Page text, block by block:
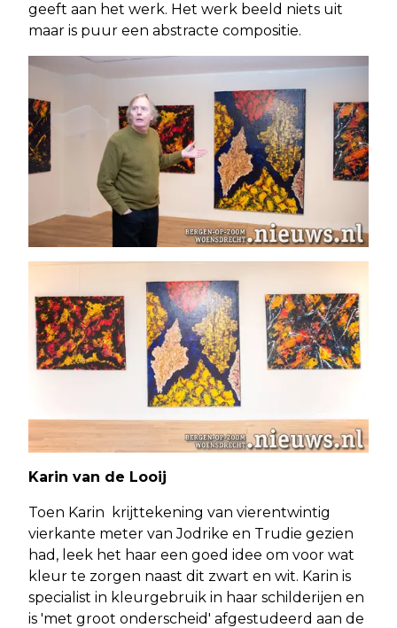
geeft aan het werk. Het werk beeld niets uit
maar is puur een abstracte compositie.
Karin van de Looij
Toen Karin krijttekening van vierentwintig
vierkante meter van Jodrike en Trudie gezien
had, leek het haar een goed idee om voor wat
kleur te zorgen naast dit zwart en wit. Karin is
specialist in kleurgebruik in haar schilderijen en
is 'met groot onderscheid' afgestudeerd aan de